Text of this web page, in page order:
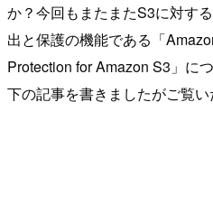
か？今回もまたまたS3に対す
出と保護の機能である「
Protection for Amazon S3」に
下の記事を書きましたがご覧い